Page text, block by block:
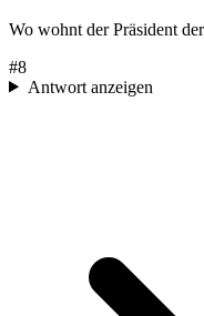
Wo wohnt der Präsident
#8
Antwort anzeigen